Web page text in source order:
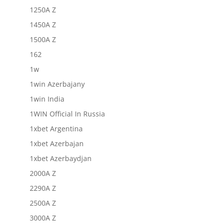
1250A Z
1450A Z
1500A Z
162
1w
1win Azerbajany
1win India
1WIN Official In Russia
1xbet Argentina
1xbet Azerbajan
1xbet Azerbaydjan
2000A Z
2290A Z
2500A Z
3000A Z